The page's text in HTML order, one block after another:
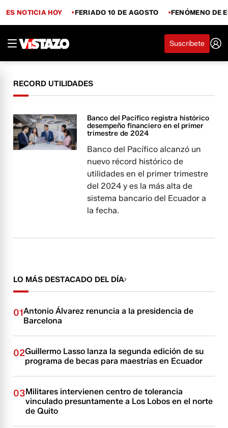
ES NOTICIA HOY FERIADO 10 DE AGOSTO FENÓMENO DE
Suscríbete
RECORD UTILIDADES
Banco del Pacífico registra histórico
desempeño financiero en el primer
trimestre de 2024
Banco del Pacífico alcanzó un
nuevo récord histórico de
utilidades en el primer trimestre
del 2024 y es la más alta de
sistema bancario del Ecuador a
la fecha.
LO MÁS DESTACADO DEL DÍA
01Antonio Álvarez renuncia a la presidencia de
Barcelona
02Guillermo Lasso lanza la segunda edición de su
programa de becas para maestrías en Ecuador
03Militares intervienen centro de tolerancia
vinculado presuntamente a Los Lobos en el norte
de Quito